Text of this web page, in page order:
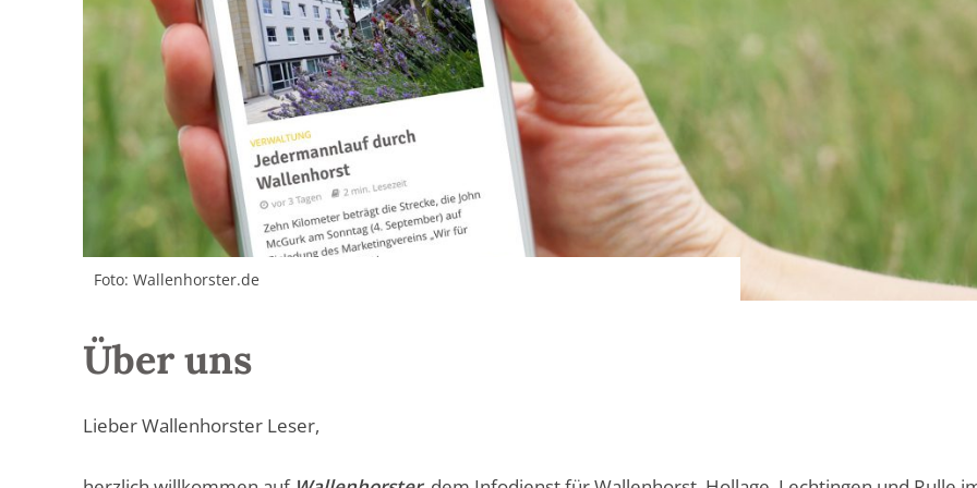
Foto: Wallenhorster.de
Über uns
Lieber Wallenhorster Leser,